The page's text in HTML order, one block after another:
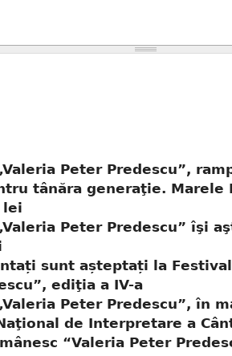
Peter Predescu”,
tânăra generaţie. Marele
lei
Peter Predescu” îşi
sunt așteptați la
ediţia a IV-a
Peter Predescu”, în
de Interpretare a
“Valeria Peter